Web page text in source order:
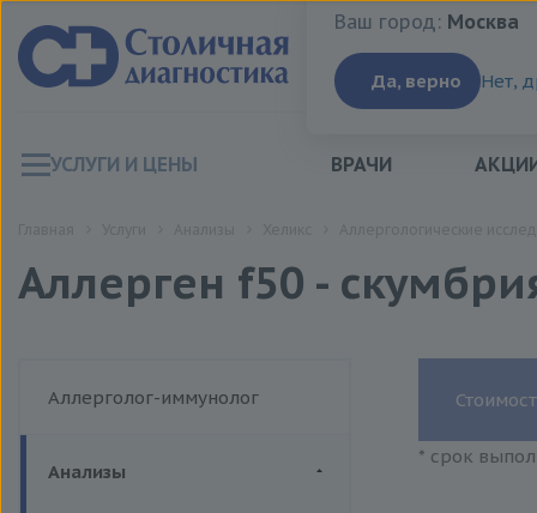
Ваш город:Москва
Ваш город: Москва
Да, верно Нет,
УСЛУГИ И ЦЕНЫ ВРАЧИ
Аллерген f50 -
Аллерголог-иммунолог
Анализы
* срок